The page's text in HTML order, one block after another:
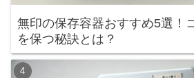
無印の保存容器おすすめ5選！
を保つ秘訣とは？